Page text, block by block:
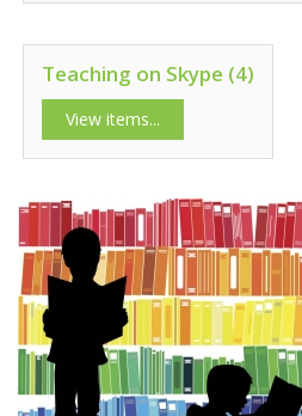
Teaching on Skype (4)
View items...